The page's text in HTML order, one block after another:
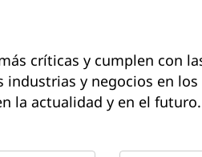
críticas y cumplen con
y negocios en
la actualidad y en el futuro.